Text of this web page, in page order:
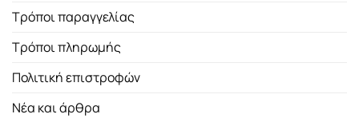
Τρόποι παραγγελίας
Τρόποι πληρωμής
Πολιτική επιστροφών
Νέα και άρθρα